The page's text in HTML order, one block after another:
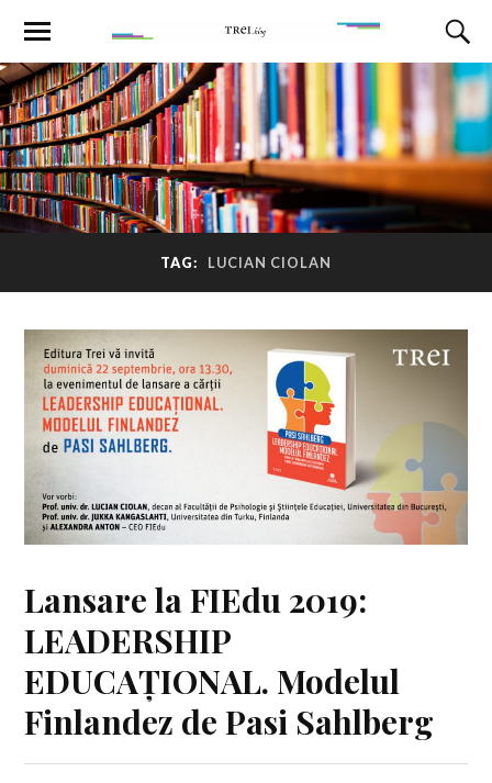
TAG: LUCIAN CIOLAN
Lansare la FIEdu 2019:
LEADERSHIP
EDUCAȚIONAL. Modelul
Finlandez de Pasi Sahlberg